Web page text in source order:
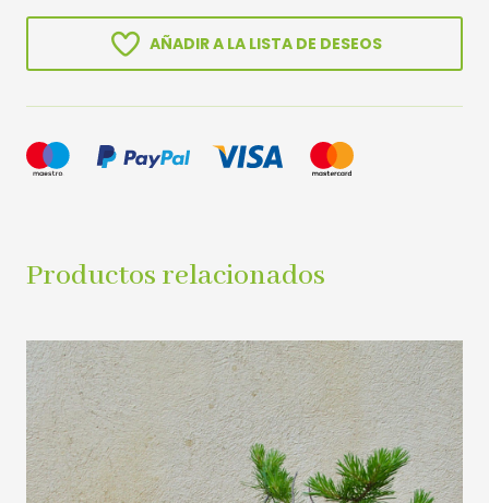
AÑADIR A LA LISTA DE DESEOS
Productos relacionados